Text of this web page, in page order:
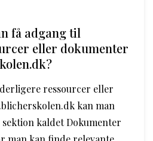
få adgang til
eller dokumenter
ressourcer eller
kan man
kaldet Dokumenter